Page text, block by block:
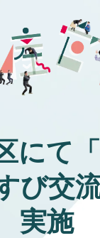
にて
び交
実施